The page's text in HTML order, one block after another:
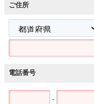
ご住所
電話番号
-